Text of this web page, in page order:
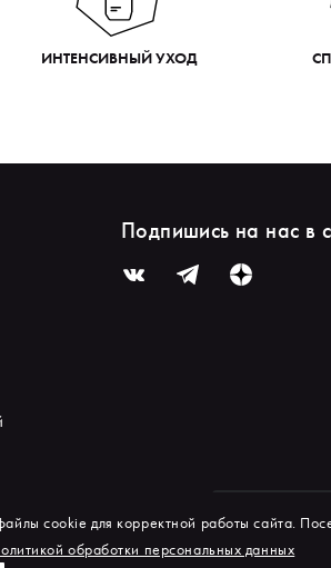
ИНТЕНСИВНЫЙ УХОД
Подпишись на нас в
cookie для корректной работы сайта.
обработки персональных данных